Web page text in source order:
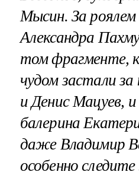
Мысин. За
Александра
том фрагменте,
чудом застали за
и Денис Мацуев, и
балерина
даже Владимир
особенно